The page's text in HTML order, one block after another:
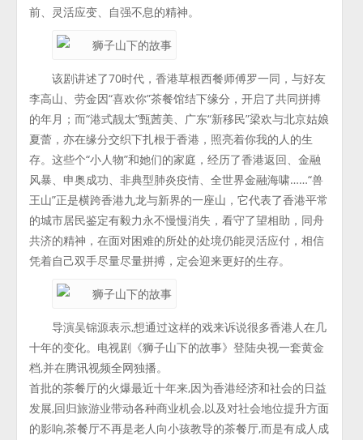
前、灵活应变、自强不息的精神。
该剧讲述了70时代，香港草根西餐师傅罗一同，与好友
李高山、劳金因“喜欢你”茶餐馆结下缘分，开启了共同拼搏
的年月；而“港式靓太”甄茜美、广东“新移民”梁欢与北京姑娘
夏蕾，亦在缘分交织下扎根于香港，照亮着你我的人的生
存。这些个“小人物”和她们的家庭，经历了香港返回、金融
风暴、申奥成功、非典型肺炎疫情、全世界金融海啸……“兽
王山”正是横跨香港九龙与新界的一座山，它代表了香港平常
的城市居民鉴定有毅力永不慢慢消失，看守了望相助，同舟
共济的精神，在面对困难的所处的处境仍能灵活应付，相信
凭着自己双手尽量尽量拼搏，定会迎来更好的生存。
导演吴锦源表示,想通过这样的戏来诉说很多香港人在几
十年的变化。电视剧《狮子山下的故事》登陆央视一套黄金
档,并在腾讯视频全网独播。
首批的茶餐厅的火爆最近十年来,因为香港经济和社会的日益
发展,回归旅游业带动各种商业机会,以及对社会地位提升方面
的影响,茶餐厅不再是老人向小孩教导的茶餐厅,而是有成人成